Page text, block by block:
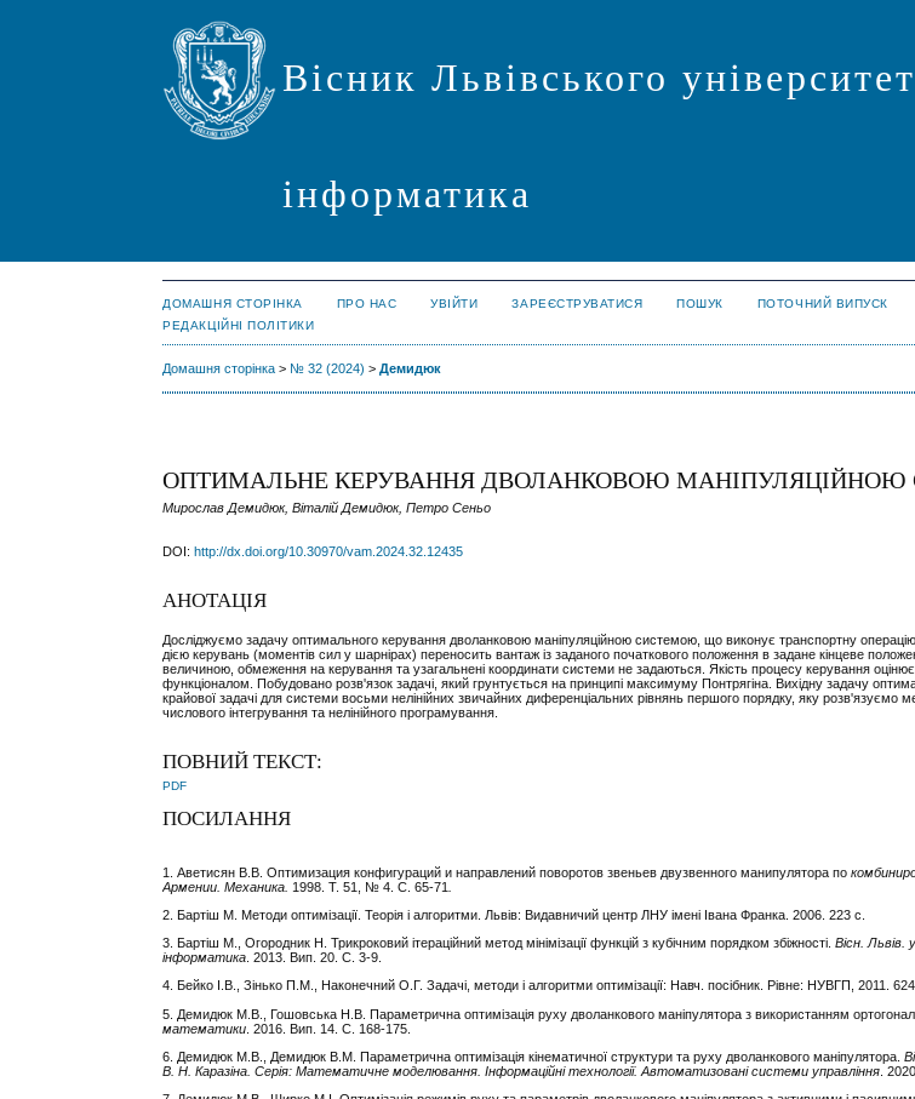
Вісник Львівського
інформатика
ДОМАШНЯ СТОРІНКА ПРО НАС УВІЙТИ ЗАРЕЄСТРУВАТИСЯ ПОШУК ПОТОЧНИЙ ВИПУСК
РЕДАКЦІЙНІ ПОЛІТИКИ
Домашня сторінка > № 32 (2024) >Демидюк
ОПТИМАЛЬНЕ КЕРУВАННЯ ДВОЛАНКОВОЮ
Мирослав Демидюк, Віталій Демидюк, Петро Сеньо
DOI: http://dx.doi.org/10.30970/vam.2024.32.12435
АНОТАЦІЯ
Досліджуємо задачу оптимального керування дволанковою маніпуляційною системою, що виконує транспортну
дією керувань (моментів сил у шарнірах) переносить вантаж із заданого початкового положення в задане кінцеве
величиною, обмеження на керування та узагальнені координати системи не задаються. Якість процесу керування
функціоналом. Побудовано розв'язок задачі, який грунтується на принципі максимуму Понтрягіна. Вихідну задачу
крайової задачі для системи восьми нелінійних звичайних диференціальних рівнянь першого порядку, яку розв'язуємо
числового інтегрування та нелінійного програмування.
ПОВНИЙ ТЕКСТ:
PDF
ПОСИЛАННЯ
1. Аветисян В.В. Оптимизация конфигураций и направлений поворотов звеньев двузвенного манипулятора по
Армении. Механика. 1998. Т. 51, № 4. С. 65-71
2. Бартіш М. Методи оптимізації. Теорія і алгоритми. Львів: Видавничий центр ЛНУ імені Івана Франка. 2006. 223 с.
3. Бартіш М., Огородник Н. Трикроковий ітераційний метод мінімізації функцій з кубічним порядком збіжності.Вісн.
інформатика . 2013. Вип. 20. C. 3-9.
4. Бейко І.В., Зінько П.М., Наконечний О.Г. Задачі, методи і алгоритми оптимізації: Навч. посібник. Рівне: НУВГП, 2011.
5. Демидюк М.В., Гошовська Н.В. Параметрична оптимізація руху дволанкового маніпулятора з використанням
математики . 2016. Вип. 14. С. 168-175.
6. Демидюк М.В., Демидюк В.М. Параметрична оптимізація кінематичної структури та руху дволанкового маніпулятора.
В. Н. Каразіна. Серія: Математичне моделювання. Інформаційні технології. Автоматизовані системи управління .